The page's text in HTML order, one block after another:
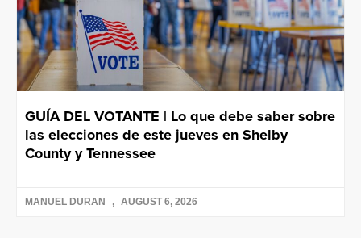
GUÍA DEL VOTANTE | Lo que debe saber sobre
las elecciones de este jueves en Shelby
County y Tennessee
MANUEL DURAN AUGUST 6, 2026